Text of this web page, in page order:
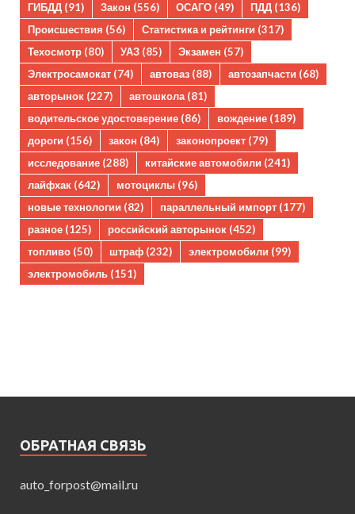
ГИБДД (91) Закон (556) ОСАГО (49) ПДД (136)
Происшествия (56) Статистика и рейтинги (317)
Техосмотр (80) УАЗ (85) Экзамен (57)
Электросамокат (74) автоваз (88) автозапчасти (68)
авторынок (227) автошкола(81)
водительское удостоверение (86) вождение (189)
дороги (156) закон (84) законопроект (79)
исследование (288) китайские автомобили (241)
лайфхак (642) мотоциклы (96)
новые технологии (82) параллельный импорт (177)
разное (125) российский авторынок (452)
топливо (50) штраф (232) электромобили (99)
электромобиль (151)
ОБРАТНАЯ СВЯЗЬ
auto_forpost@mail.ru